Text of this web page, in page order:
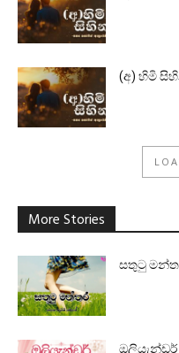
(අ) හිමි
More Stories
සතුටු
ඔලියැන්ඩර්